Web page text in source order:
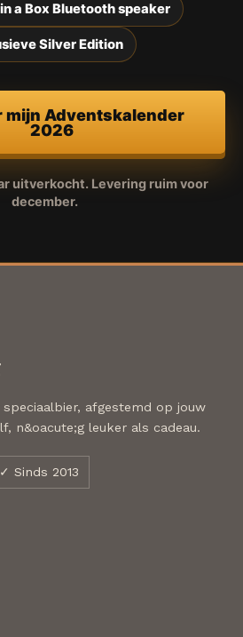
a Box Bluetooth speaker
Silver Edition
mijn Adventskalender
2026
uitverkocht. Levering ruim voor
december.
afgestemd op jouw
n&oacute;g leuker als cadeau.
✓ Sinds 2013